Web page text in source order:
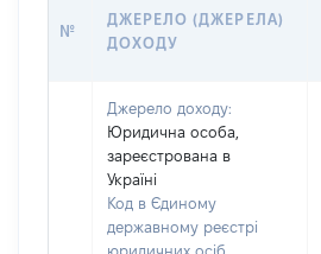
№
ДЖЕРЕЛО (ДЖЕРЕЛА)
ДОХОДУ
Джерело доходу:
Юридична особа,
зареєстрована в
Україні
Код в Єдиному
державному реєстрі
юридичних осіб,